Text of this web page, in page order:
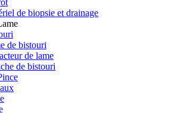
de biopsie et drainage
de bistouri
de lame
de bistouri